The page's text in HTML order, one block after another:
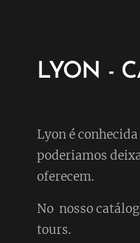
LYON -
Lyon é
poderiamos
oferecem.
No nosso
tours.